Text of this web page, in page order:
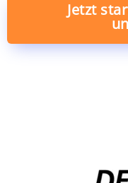
Jetzt